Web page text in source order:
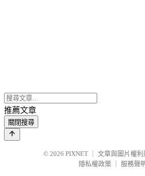
推薦文章
關閉搜尋
© 2026 PIXNET
文章與圖片權
隱私權政策
服務聲